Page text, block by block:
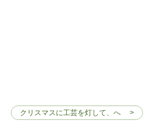
クリスマスに工芸を灯して、へ >